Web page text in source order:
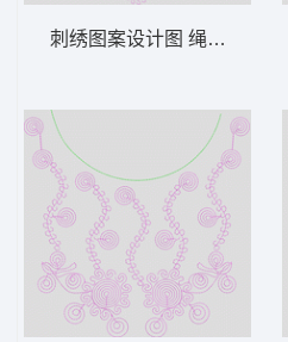
刺绣图案设计图 绳绣 盘带